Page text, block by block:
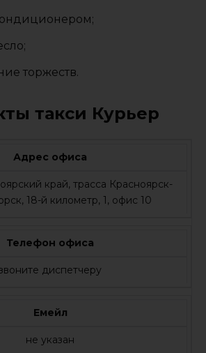
торжеств.
такси Курьер
Адрес офиса
край, трасса Красноярск-
18-й километр, 1, офис 10
Телефон офиса
диспетчеру
Емейл
не указан